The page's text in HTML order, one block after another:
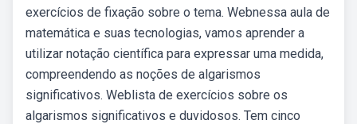
exercícios de fixação sobre o tema. Webnessa aula de
matemática e suas tecnologias, vamos aprender a
utilizar notação científica para expressar uma medida,
compreendendo as noções de algarismos
significativos. Weblista de exercícios sobre os
algarismos significativos e duvidosos. Tem cinco